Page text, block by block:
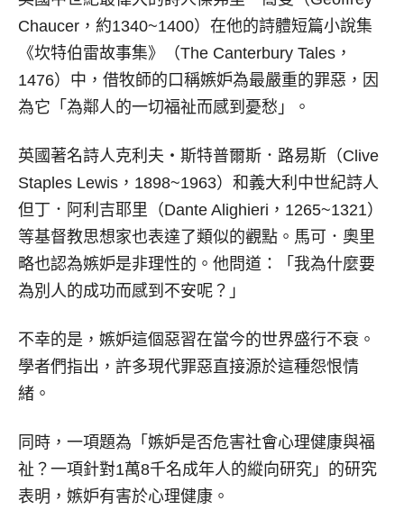
Chaucer，約1340~1400）在他的詩體短篇小說集
《坎特伯雷故事集》（The Canterbury Tales，
1476）中，借牧師的口稱嫉妒為最嚴重的罪惡，因
為它「為鄰人的一切福祉而感到憂愁」。
英國著名詩人克利夫‧斯特普爾斯．路易斯（Clive
Staples Lewis，1898~1963）和義大利中世紀詩人
但丁．阿利吉耶里（Dante Alighieri，1265~1321）
等基督教思想家也表達了類似的觀點。馬可．奧里
略也認為嫉妒是非理性的。他問道：「我為什麼要
為別人的成功而感到不安呢？」
不幸的是，嫉妒這個惡習在當今的世界盛行不衰。
學者們指出，許多現代罪惡直接源於這種怨恨情
緒。
同時，一項題為「嫉妒是否危害社會心理健康與福
祉？一項針對1萬8千名成年人的縱向研究」的研究
表明，嫉妒有害於心理健康。